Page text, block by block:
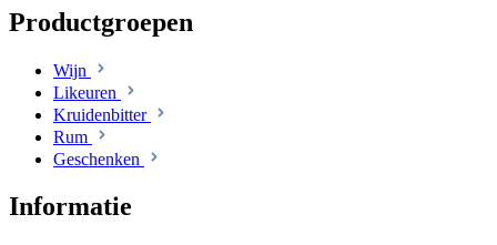
Productgroepen
Wijn
Likeuren
Kruidenbitter
Rum
Geschenken
Informatie